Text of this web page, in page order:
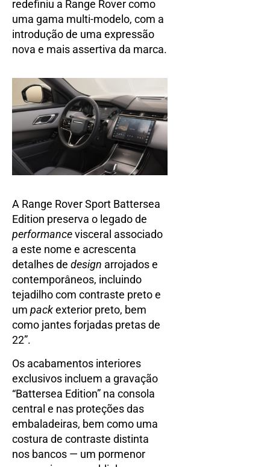
redefiniu a Range Rover como
uma gama multi-modelo, com a
introdução de uma expressão
nova e mais assertiva da marca.
A Range Rover Sport Battersea
Edition preserva o legado de
performancevisceral associado
a este nome e acrescenta
detalhes de design arrojados e
contemporâneos, incluindo
tejadilho com contraste preto e
um packexterior preto, bem
como jantes forjadas pretas de
22”.
Os acabamentos interiores
exclusivos incluem a gravação
“Battersea Edition” na consola
central e nas proteções das
embaladeiras, bem como uma
costura de contraste distinta
nos bancos — um pormenor